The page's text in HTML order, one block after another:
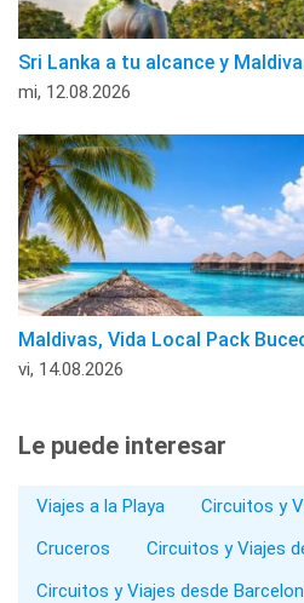
Sri Lanka a tu alcance y
mi, 12.08.2026
Maldivas, Vida Local Pack
vi, 14.08.2026
Le puede interesar
Viajes a la Playa
Circuitos y
Cruceros
Circuitos y Viajes
Circuitos y Viajes desde